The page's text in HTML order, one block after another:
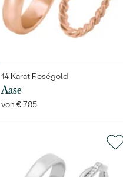
14 Karat Roségold
Aase
von € 785